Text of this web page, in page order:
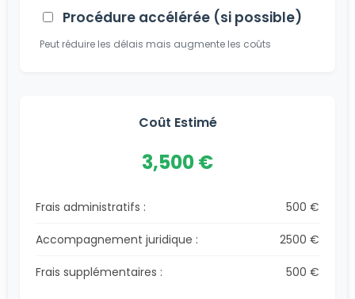
Procédure accélérée (si possible)
Peut réduire les délais mais augmente les coûts
Coût Estimé
3,500 €
Frais administratifs : 500 €
Accompagnement juridique : 2500 €
Frais supplémentaires : 500 €